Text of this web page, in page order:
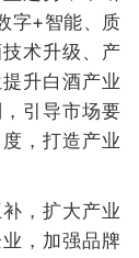
字+智能、质
术升级、产
升白酒产业
引导市场要
，打造产业
，扩大产业
，加强品牌